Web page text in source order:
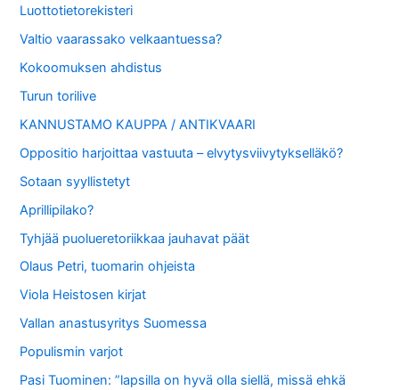
Luottotietorekisteri
Valtio vaarassako velkaantuessa?
Kokoomuksen ahdistus
Turun torilive
KANNUSTAMO KAUPPA / ANTIKVAARI
Oppositio harjoittaa vastuuta – elvytysviivytykselläkö?
Sotaan syyllistetyt
Aprillipilako?
Tyhjää puolueretoriikkaa jauhavat päät
Olaus Petri, tuomarin ohjeista
Viola Heistosen kirjat
Vallan anastusyritys Suomessa
Populismin varjot
Pasi Tuominen: ”lapsilla on hyvä olla siellä, missä ehkä